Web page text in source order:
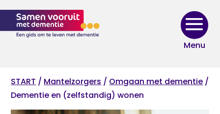
content
START / Mantelzorgers / Omgaan met dementie /
Dementie en (zelfstandig) wonen